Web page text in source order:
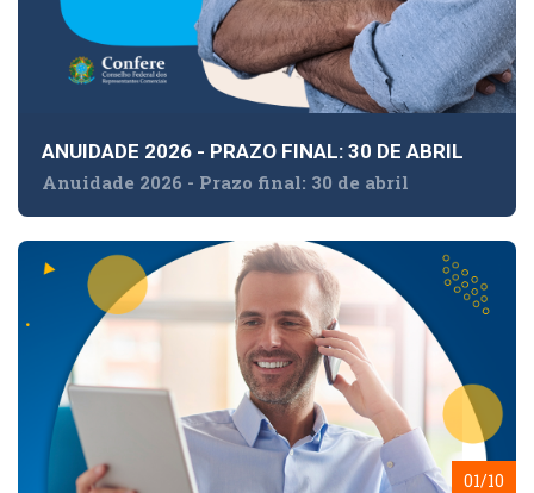
ANUIDADE 2026 - PRAZO FINAL: 30 DE ABRIL
Anuidade 2026 - Prazo final: 30 de abril
01/10